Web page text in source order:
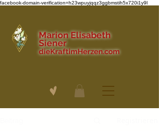
facebook-domain-verification=h23wpuyjqqz3ggbmstih5x720i1y9l
Marion Elisabeth
Siener
dieKraftimHerzen.com